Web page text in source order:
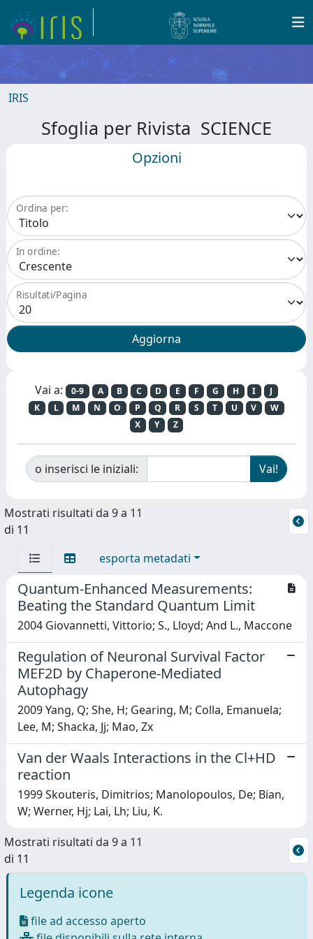
IRIS
Sfoglia per Rivista SCIENCE
Opzioni
Ordina per:
In ordine:
Risultati/Pagina
Vai a: 0-9 A B C D E F G H I
J
K
L M N O P Q R S T U V
W
X
Y Z
o inserisci le iniziali:
Mostrati risultati da 9 a 11
di 11
esporta metadati
Quantum-Enhanced Measurements:
Beating the Standard Quantum Limit
2004 Giovannetti, Vittorio; S., Lloyd; And L., Maccone
Regulation of Neuronal Survival Factor
MEF2D by Chaperone-Mediated
Autophagy
2009 Yang, Q; She, H; Gearing, M; Colla, Emanuela;
Lee, M; Shacka, Jj; Mao, Zx
Van der Waals Interactions in the Cl+HD
reaction
1999 Skouteris, Dimitrios; Manolopoulos, De; Bian,
W; Werner, Hj; Lai, Lh; Liu, K.
Mostrati risultati da 9 a 11
di 11
Legenda icone
file ad accesso aperto